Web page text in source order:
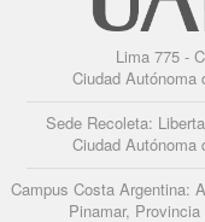
Lima 775 -
Ciudad Autónoma
Sede Recoleta:
Ciudad Autónoma
Campus Costa Argentina:
Pinamar,